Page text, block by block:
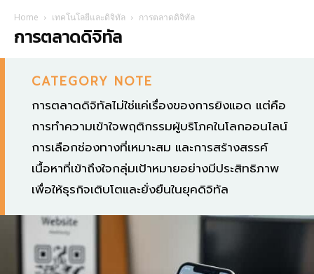
Home เทคโนโลยีและดิจิทัล การตลาดดิจิทัล
การตลาดดิจิทัล
CATEGORY NOTE
การตลาดดิจิทัลไม่ใช่แค่เรื่องของการยิงแอด แต่คือ
การทำความเข้าใจพฤติกรรมผู้บริโภคในโลกออนไลน์
การเลือกช่องทางที่เหมาะสม และการสร้างสรรค์
เนื้อหาที่เข้าถึงใจกลุ่มเป้าหมายอย่างมีประสิทธิภาพ
เพื่อให้ธุรกิจเติบโตและยั่งยืนในยุคดิจิทัล